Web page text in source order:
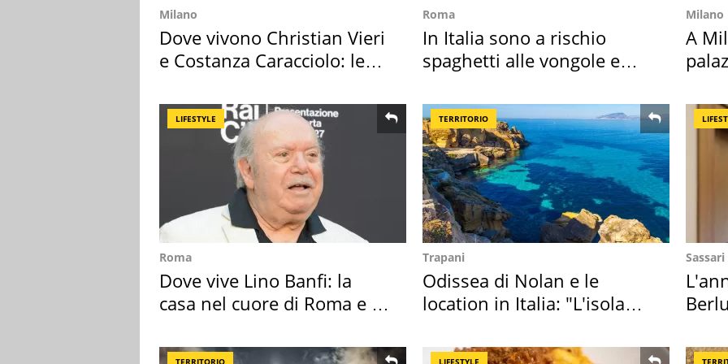
Milano
Dove vivono Christian Vieri
e Costanza Caracciolo: le
Roma
In Italia sono a rischio
spaghetti alle vongole e
Milano
A
LIFESTYLE
Roma
Dove vive Lino Banfi: la
casa nel cuore di Roma e i
TERRITORIO
Trapani
Odissea di Nolan e le
location in Italia: "L'isola
Sassari
TERRITORIO LIFESTYLE